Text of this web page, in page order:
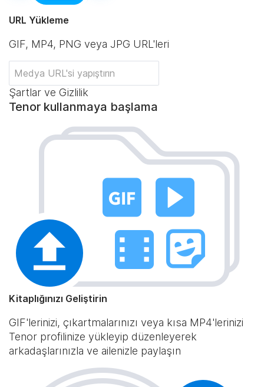
URL Yükleme
GIF, MP4, PNG veya JPG URL'leri
Şartlar ve Gizlilik
Tenor kullanmaya başlama
Kitaplığınızı Geliştirin
GIF'lerinizi, çıkartmalarınızı veya kısa MP4'lerinizi
Tenor profilinize yükleyip düzenleyerek
arkadaşlarınızla ve ailenizle paylaşın